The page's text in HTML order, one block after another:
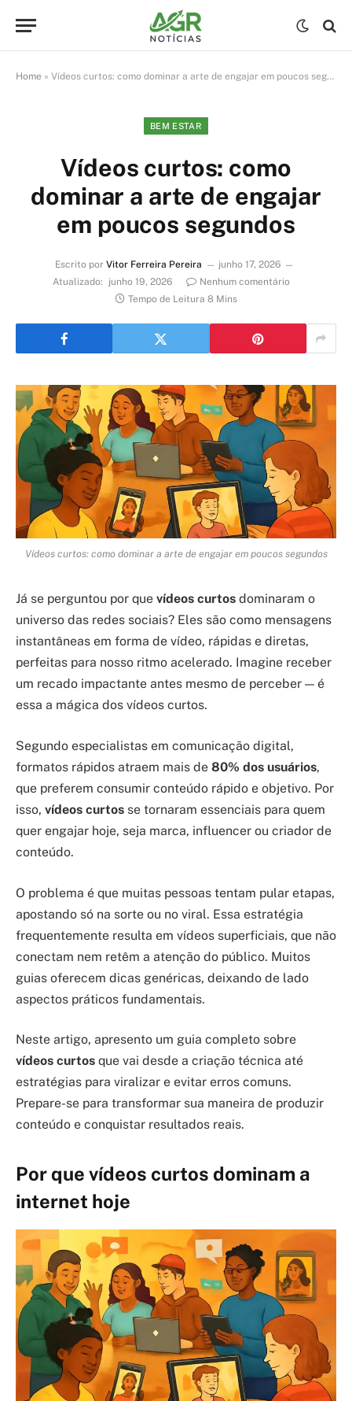
Home » Vídeos curtos: como dominar a arte de engajar em poucos segundos
BEM ESTAR
Vídeos curtos: como
dominar a arte de engajar
em poucos segundos
Escrito por Vitor Ferreira Pereira
junho 17, 2026
Atualizado:
junho 19, 2026
Nenhum comentário
Tempo de Leitura 8 Mins
Vídeos curtos: como dominar a arte de engajar em poucos segundos
Já se perguntou por que vídeos curtos dominaram o
universo das redes sociais? Eles são como mensagens
instantâneas em forma de vídeo, rápidas e diretas,
perfeitas para nosso ritmo acelerado. Imagine receber
um recado impactante antes mesmo de perceber — é
essa a mágica dos vídeos curtos.
Segundo especialistas em comunicação digital,
formatos rápidos atraem mais de 80% dos usuários,
que preferem consumir conteúdo rápido e objetivo. Por
isso, vídeos curtos se tornaram essenciais para quem
quer engajar hoje, seja marca, influencer ou criador de
conteúdo.
O problema é que muitas pessoas tentam pular etapas,
apostando só na sorte ou no viral. Essa estratégia
frequentemente resulta em vídeos superficiais, que não
conectam nem retêm a atenção do público. Muitos
guias oferecem dicas genéricas, deixando de lado
aspectos práticos fundamentais.
Neste artigo, apresento um guia completo sobre
vídeos curtos que vai desde a criação técnica até
estratégias para viralizar e evitar erros comuns.
Prepare-se para transformar sua maneira de produzir
conteúdo e conquistar resultados reais.
Por que vídeos curtos dominam a
internet hoje